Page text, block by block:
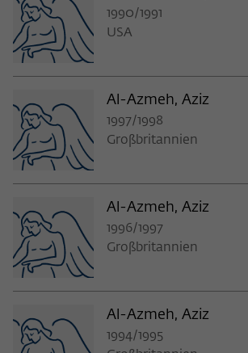
1990/1991
USA
Al-Azmeh, Aziz
1997/1998
Großbritannien
Al-Azmeh, Aziz
1996/1997
Großbritannien
Al-Azmeh, Aziz
1994/1995